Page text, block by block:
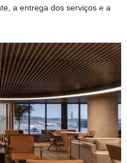
a entrega dos serviços e a